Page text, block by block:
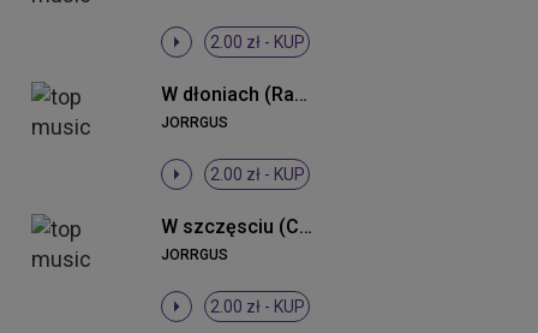
2.00 zł - KUP
W dłoniach (Radio Edit)
JORRGUS
2.00 zł - KUP
W szczęsciu (Crump Remix Radio)
JORRGUS
2.00 zł - KUP